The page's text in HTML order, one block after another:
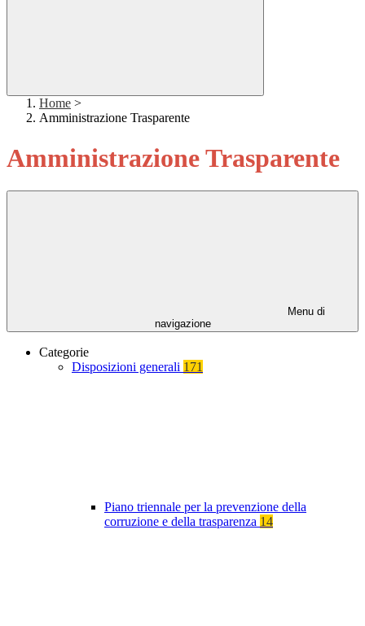
Home >
Amministrazione Trasparente
Amministrazione Trasparente
Menu di
navigazione
Categorie
Disposizioni generali 171
Piano triennale per la prevenzione della
corruzione e della trasparenza 14